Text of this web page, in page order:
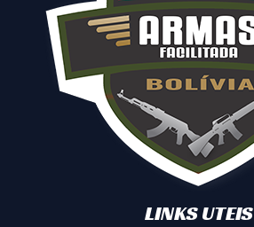
LINKS UTEIS